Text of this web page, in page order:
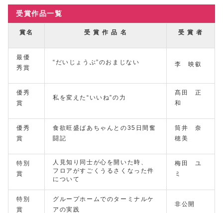
受賞作品一覧
賞名 受 賞 作 品 名 受 賞 者
最優
秀賞
“だいじょうぶ”のおまじない 李 映叡
優秀
賞
私を変えた“いいね”の力
髙田 正
和
優秀
賞
食欲旺盛ばあちゃんとの35日間奮
闘記
筒井 奈
穂美
特別
賞
人見知り同士が心を開いた時、
フロアがすごくうるさくなった件
について
梅田 ユ
ミ
特別
賞
グループホームでのターミナルケ
アの実践
非公開